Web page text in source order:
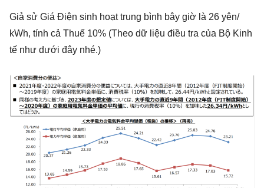
Giả sử Giá Điện sinh hoạt trung bình bây giờ là 26 yên/
kWh, tính cả Thuế 10% (Theo dữ liệu điều tra của Bộ Kinh
tế như dưới đây nhé.)